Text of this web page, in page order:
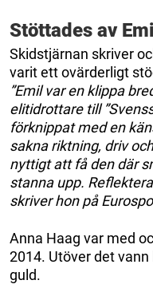
Stöttades av Emil
Skidstjärnan skriver
varit ett ovärderligt
”Emil var en klippa
elitidrottare till
förknippat med en
sakna riktning, driv
nyttigt att få den där
stanna upp.
skriver hon på
Anna Haag var med
2014. Utöver det
guld.